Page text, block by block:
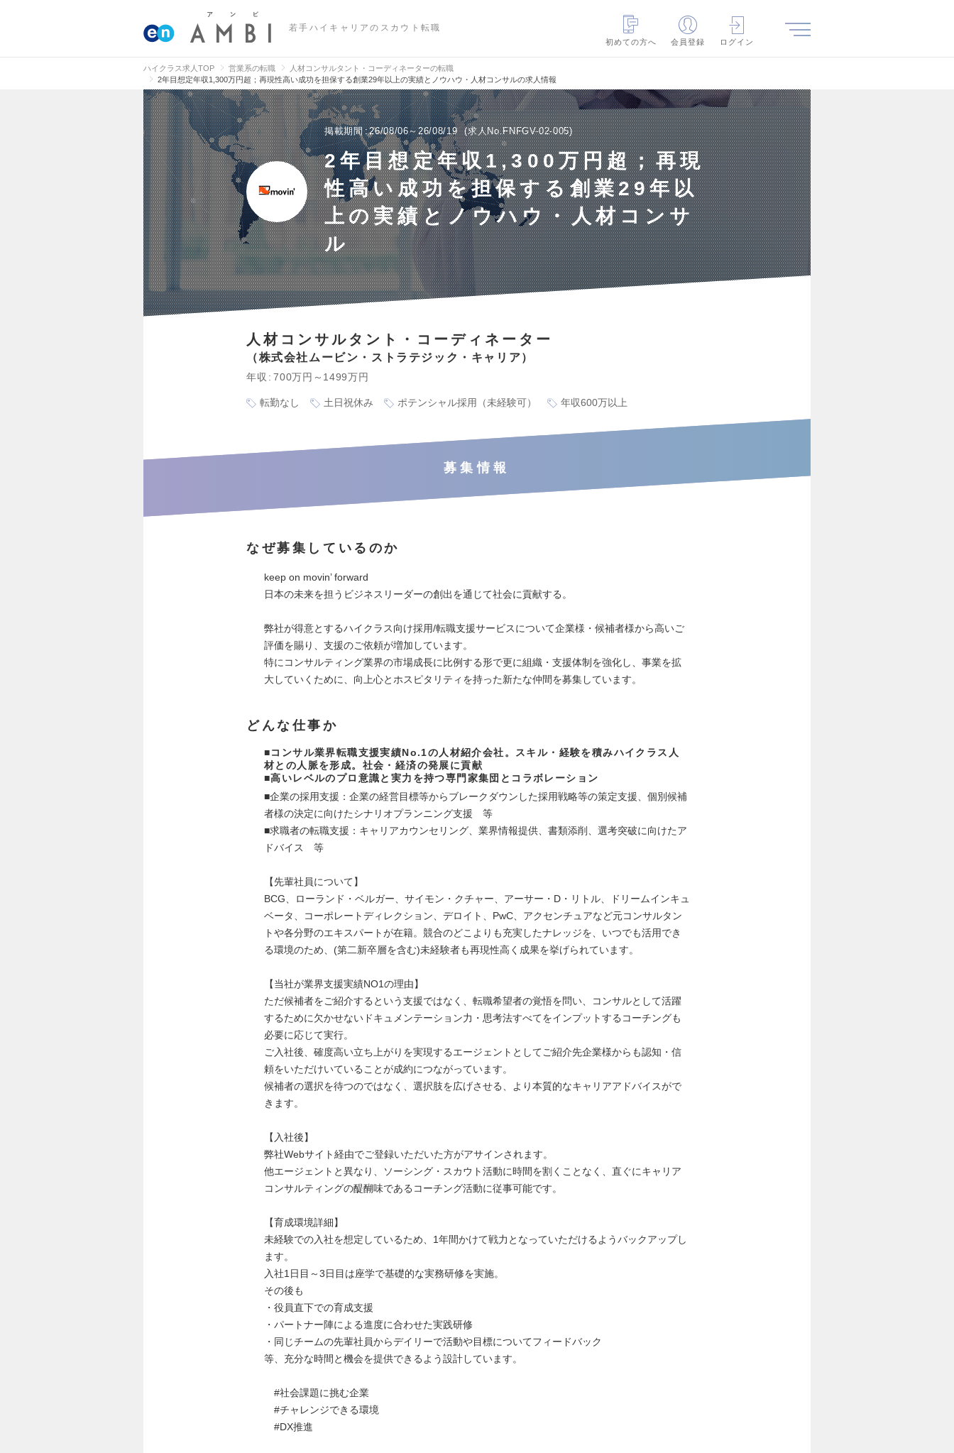
若手ハイキャリアのスカウト転職
初めての方へ
会員登録 ログイン
ハイクラス求人TOP 営業系の転職
人材コンサルタント・コーディネーターの転職
2年目想定年収1,300万円超；再現性高い成功を担保する創業29年以上の実績とノウハウ・人材コンサルの求人情報
掲載期間 26/08/06～26/08/19 求人No.FNFGV-02-005
2年目想定年収1,300万円超；再現
性高い成功を担保する創業29年以
上の実績とノウハウ・人材コンサ
ル
人材コンサルタント・コーディネーター
株式会社ムービン・ストラテジック・キャリア
年収 700万円～1499万円
転勤なし 土日祝休み ポテンシャル採用（未経験可） 年収600万以上
募集情報
なぜ募集しているのか
keep on movin’ forward
日本の未来を担うビジネスリーダーの創出を通じて社会に貢献する。
弊社が得意とするハイクラス向け採用/転職支援サービスについて企業様・候補者様から高いご
評価を賜り、支援のご依頼が増加しています。
特にコンサルティング業界の市場成長に比例する形で更に組織・支援体制を強化し、事業を拡
大していくために、向上心とホスピタリティを持った新たな仲間を募集しています。
どんな仕事か
■コンサル業界転職支援実績No.1の人材紹介会社。スキル・経験を積みハイクラス人
材との人脈を形成。社会・経済の発展に貢献
■高いレベルのプロ意識と実力を持つ専門家集団とコラボレーション
■企業の採用支援：企業の経営目標等からブレークダウンした採用戦略等の策定支援、個別候補
者様の決定に向けたシナリオプランニング支援 等
■求職者の転職支援：キャリアカウンセリング、業界情報提供、書類添削、選考突破に向けたア
ドバイス 等
【先輩社員について】
BCG、ローランド・ベルガー、サイモン・クチャー、アーサー・D・リトル、ドリームインキュ
ベータ、コーポレートディレクション、デロイト、PwC、アクセンチュアなど元コンサルタン
トや各分野のエキスパートが在籍。競合のどこよりも充実したナレッジを、いつでも活用でき
る環境のため、(第二新卒層を含む)未経験者も再現性高く成果を挙げられています。
【当社が業界支援実績NO1の理由】
ただ候補者をご紹介するという支援ではなく、転職希望者の覚悟を問い、コンサルとして活躍
するために欠かせないドキュメンテーション力・思考法すべてをインプットするコーチングも
必要に応じて実行。
ご入社後、確度高い立ち上がりを実現するエージェントとしてご紹介先企業様からも認知・信
頼をいただけいていることが成約につながっています。
候補者の選択を待つのではなく、選択肢を広げさせる、より本質的なキャリアアドバイスがで
きます。
【入社後】
弊社Webサイト経由でご登録いただいた方がアサインされます。
他エージェントと異なり、ソーシング・スカウト活動に時間を割くことなく、直ぐにキャリア
コンサルティングの醍醐味であるコーチング活動に従事可能です。
【育成環境詳細】
未経験での入社を想定しているため、1年間かけて戦力となっていただけるようバックアップし
ます。
入社1日目～3日目は座学で基礎的な実務研修を実施。
その後も
・役員直下での育成支援
・パートナー陣による進度に合わせた実践研修
・同じチームの先輩社員からデイリーで活動や目標についてフィードバック
等、充分な時間と機会を提供できるよう設計しています。
#社会課題に挑む企業
#チャレンジできる環境
#DX推進